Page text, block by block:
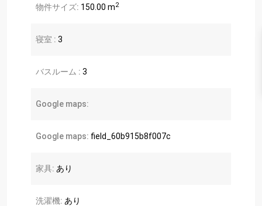
物件サイズ: 150.00 m2
寝室 : 3
バスルーム : 3
Google maps:
Google maps: field_60b915b8f007c
家具: あり
洗濯機: あり